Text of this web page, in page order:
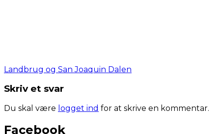
Landbrug og San Joaquin Dalen
Skriv et svar
Du skal være logget ind for at skrive en kommentar.
Facebook